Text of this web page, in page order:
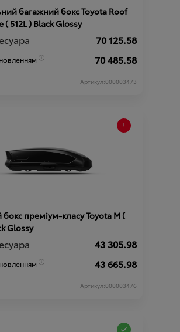
багажний бокс Toyota Roof
( 512L ) Black Glossy
70 125.58
70 485.58
Артикул:000003473
преміум-класу Toyota М (
Glossy
43 305.98
43 665.98
Артикул:000003476